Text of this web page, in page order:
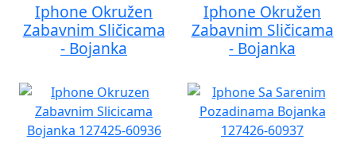
Iphone Okružen
Zabavnim Sličicama
- Bojanka
Iphone Okružen
Zabavnim Sličicama
- Bojanka